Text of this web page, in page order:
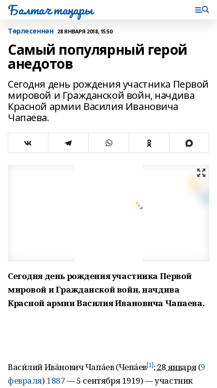
Балтач таңнары
Tөрлесеннән 28 ЯНВАРЯ 2018, 15:50
Самый популярный герой
анедотов
Сегодня день рождения участника Первой
мировой и Гражданской войн, начдива
Красной армии Василия Ивановича
Чапаева.
Сегодня день рождения участника Первой
мировой и Гражданской войн, начдива
Красной армии Василия Ивановича Чапаева.
Васи́лий Ива́нович Чапа́ев (Чепа́ев[1];28 января(9
февраля) 1887— 5 сентября 1919) — участник